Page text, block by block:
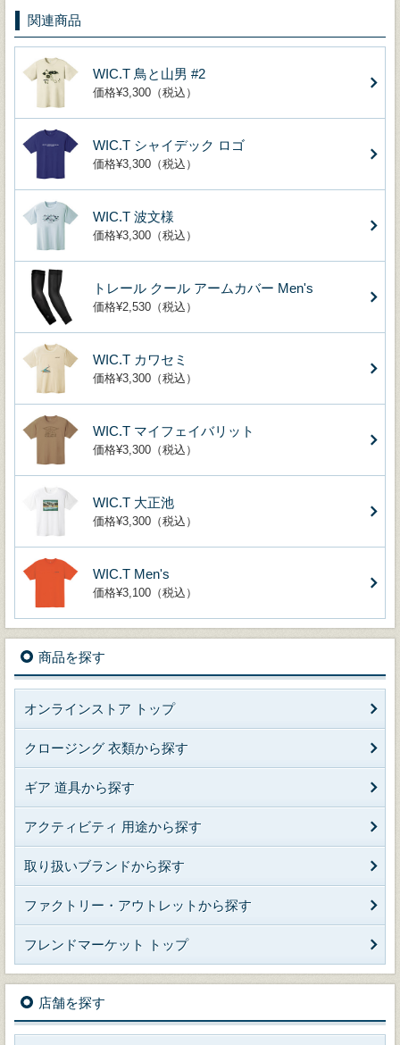
関連商品
WIC.T 鳥と山男 #2
価格¥3,300（税込）
WIC.T シャイデック ロゴ
価格¥3,300（税込）
WIC.T 波文様
価格¥3,300（税込）
トレール クール アームカバー Men's
価格¥2,530（税込）
WIC.T カワセミ
価格¥3,300（税込）
WIC.T マイフェイバリット
価格¥3,300（税込）
WIC.T 大正池
価格¥3,300（税込）
WIC.T Men's
価格¥3,100（税込）
商品を探す
オンラインストア トップ
クロージング 衣類から探す
ギア 道具から探す
アクティビティ 用途から探す
取り扱いブランドから探す
ファクトリー・アウトレットから探す
フレンドマーケット トップ
店舗を探す